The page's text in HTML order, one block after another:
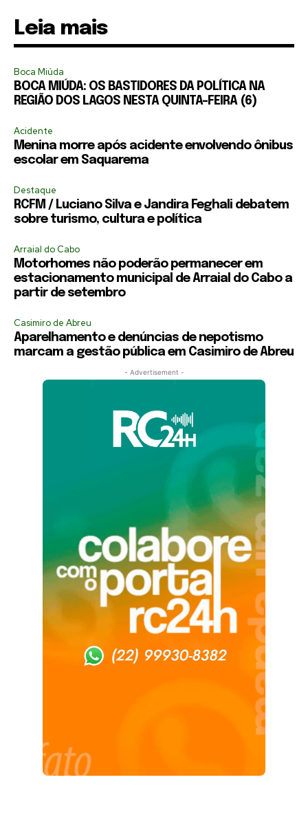
Leia mais
Boca Miúda
BOCA MIÚDA: OS BASTIDORES DA POLÍTICA NA
REGIÃO DOS LAGOS NESTA QUINTA-FEIRA (6)
Acidente
Menina morre após acidente envolvendo ônibus
escolar em Saquarema
Destaque
RCFM / Luciano Silva e Jandira Feghali debatem
sobre turismo, cultura e política
Arraial do Cabo
Motorhomes não poderão permanecer em
estacionamento municipal de Arraial do Cabo a
partir de setembro
Casimiro de Abreu
Aparelhamento e denúncias de nepotismo
marcam a gestão pública em Casimiro de Abreu
- Advertisement -